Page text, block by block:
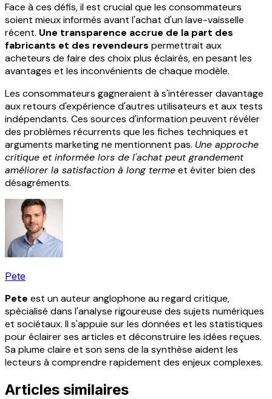
Face à ces défis, il est crucial que les consommateurs
soient mieux informés avant l'achat d'un lave-vaisselle
récent. Une transparence accrue de la part des
fabricants et des revendeurs permettrait aux
acheteurs de faire des choix plus éclairés, en pesant les
avantages et les inconvénients de chaque modèle.
Les consommateurs gagneraient à s'intéresser davantage
aux retours d'expérience d'autres utilisateurs et aux tests
indépendants. Ces sources d'information peuvent révéler
des problèmes récurrents que les fiches techniques et
arguments marketing ne mentionnent pas. Une approche
critique et informée lors de l'achat peut grandement
améliorer la satisfaction à long termeet éviter bien des
désagréments.
Pete
Pete est un auteur anglophone au regard critique,
spécialisé dans l'analyse rigoureuse des sujets numériques
et sociétaux. Il s'appuie sur les données et les statistiques
pour éclairer ses articles et déconstruire les idées reçues.
Sa plume claire et son sens de la synthèse aident les
lecteurs à comprendre rapidement des enjeux complexes.
Articles similaires